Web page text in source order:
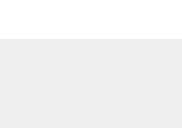
dễ dàng phối tông